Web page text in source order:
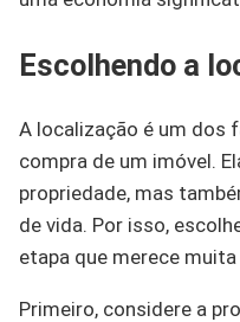
Escolhendo a
A localização é um dos
compra de um imóvel.
propriedade, mas
de vida. Por isso,
etapa que merece
Primeiro, considere a